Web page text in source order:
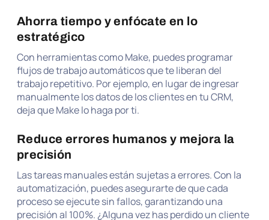
Ahorra tiempo y enfócate en lo
estratégico
Con herramientas como Make, puedes programar
flujos de trabajo automáticos que te liberan del
trabajo repetitivo. Por ejemplo, en lugar de ingresar
manualmente los datos de los clientes en tu CRM,
deja que Make lo haga por ti.
Reduce errores humanos y mejora la
precisión
Las tareas manuales están sujetas a errores. Con la
automatización, puedes asegurarte de que cada
proceso se ejecute sin fallos, garantizando una
precisión al 100%. ¿Alguna vez has perdido un cliente